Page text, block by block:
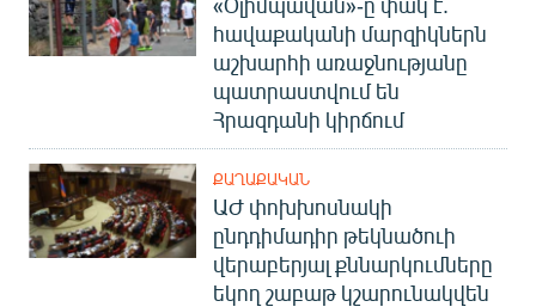
հավաքականի մարզիկներն
աշխարհի առաջնությանը
պատրաստվում են
Հրազդանի կիրճում
ՔԱՂԱՔԱԿԱՆ
ԱԺ փոխխոսնակի
ընդդիմադիր թեկնածուի
վերաբերյալ քննարկումները
եկող շաբաթ կշարունակվեն